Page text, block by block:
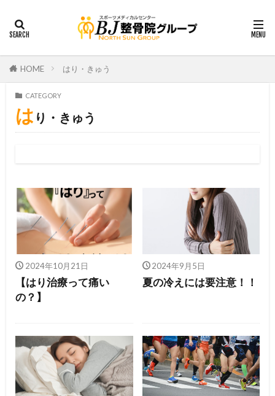
HOME はり・きゅう
CATEGORY
は り・きゅう
2024年10月21日
【はり治療って痛い
の？】
2024年9月5日
夏の冷えには要注意！！